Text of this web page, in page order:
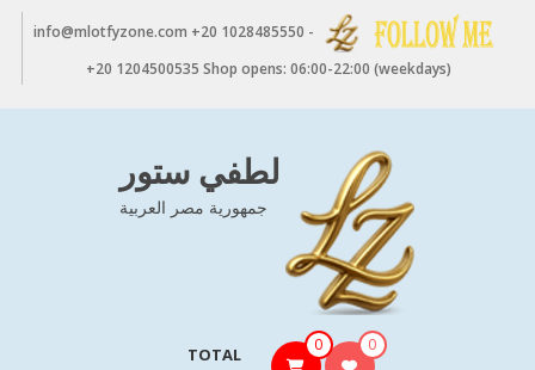
info@mlotfyzone.com +20 1028485550 -
+20 1204500535 Shop opens: 06:00-22:00 (weekdays)
لطفي ستور
جمهورية مصر العربية
0
0
TOTAL